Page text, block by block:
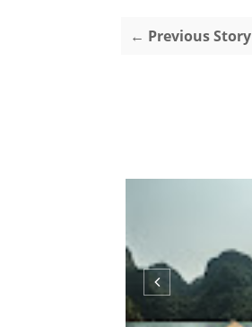
← Previous Story